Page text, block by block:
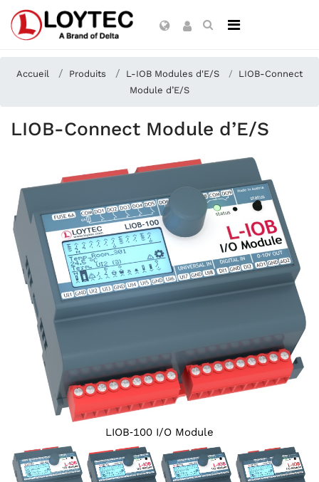
Accueil Produits L-IOB Modules d'E/S
LIOB-Connect
Module d’E/S
LIOB-Connect Module d’E/S
LIOB‑100 I/O Module